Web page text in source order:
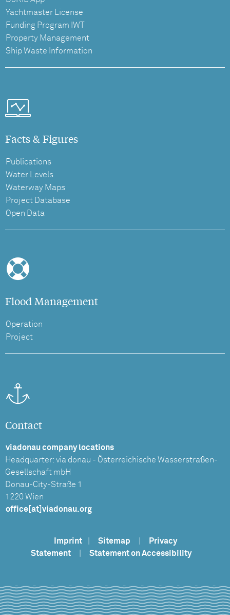
Yachtmaster License
Funding Program IWT
Property Management
Ship Waste Information
Facts & Figures
Publications
Water Levels
Waterway Maps
Project Database
Open Data
Flood Management
Operation
Project
Contact
viadonau company locations
Headquarter: via donau - Österreichische Wasserstraßen-
Gesellschaft mbH
Donau-City-Straße 1
1220 Wien
office[at]viadonau.org
Imprint Sitemap
Privacy
Statement
Statement on Accessibility